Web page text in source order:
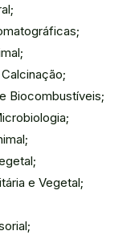
Biocombustíveis;
e Vegetal;